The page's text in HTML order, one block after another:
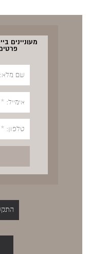
מעוניינים
התקשרו